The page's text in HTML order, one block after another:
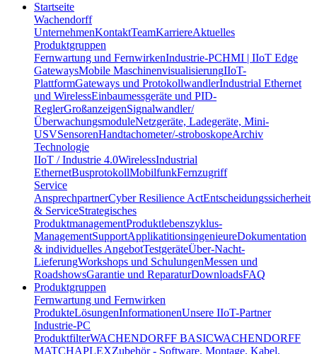
Startseite
Wachendorff
UnternehmenKontaktTeamKarriereAktuelles
Produktgruppen
Fernwartung und FernwirkenIndustrie-PCHMI | IIoT Edge
GatewaysMobile MaschinenvisualisierungIIoT-
PlattformGateways und ProtokollwandlerIndustrial Ethernet
und WirelessEinbaumessgeräte und PID-
ReglerGroßanzeigenSignalwandler/
ÜberwachungsmoduleNetzgeräte, Ladegeräte, Mini-
USVSensorenHandtachometer/-stroboskopeArchiv
Technologie
IIoT / Industrie 4.0WirelessIndustrial
EthernetBusprotokollMobilfunkFernzugriff
Service
AnsprechpartnerCyber Resilience ActEntscheidungssicherheit
& ServiceStrategisches
ProduktmanagementProduktlebenszyklus-
ManagementSupportApplikatitionsingenieureDokumentation
& individuelles AngebotTestgeräteÜber-Nacht-
LieferungWorkshops und SchulungenMessen und
RoadshowsGarantie und ReparaturDownloadsFAQ
Produktgruppen
Fernwartung und Fernwirken
ProdukteLösungenInformationenUnsere IIoT-Partner
Industrie-PC
ProduktfilterWACHENDORFF BASICWACHENDORFF
MATCHAPLEXZubehör - Software, Montage, Kabel,